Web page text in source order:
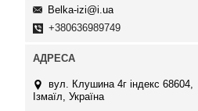
Belka-izi@i.ua
+380636989749
вул. Клушина 4г індекс 68604,
Ізмаїл, Україна